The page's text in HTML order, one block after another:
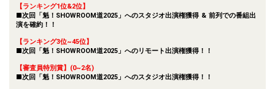
【ランキング1位&2位】
■次回「魁！SHOWROOM道2025」へのスタジオ出演権獲得 & 前列での番組出
演を確約！！
【ランキング3位~45位】
■次回「魁！SHOWROOM道2025」へのリモート出演権獲得！！
【審査員特別賞】(0~2名)
■次回「魁！SHOWROOM道2025」へのスタジオ出演権獲得！！